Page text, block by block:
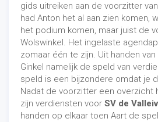
gids uitreiken aan de voorzitter
had Anton het al aan zien komen,
het podium komen, maar juist de
Wolswinkel. Het ingelaste
zomaar één te zijn. Uit handen
Ginkel namelijk de speld van
speld is een bijzondere omdat je
Nadat de voorzitter een overzicht
zijn verdiensten voor SV de
handen op elkaar toen Aart de